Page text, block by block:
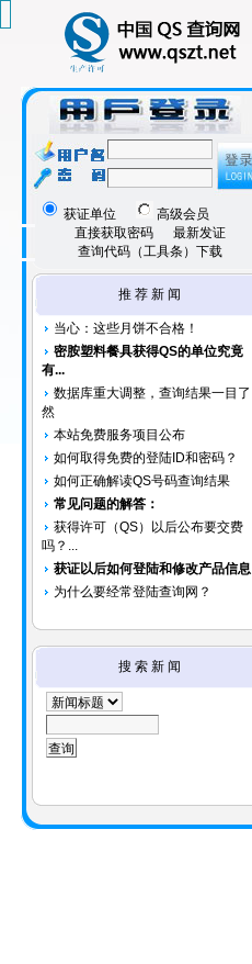
获证单位
高级会员
直接获取密码
最新发证
查询代码（工具条）下载
推 荐 新 闻
当心：这些月饼不合格！
密胺塑料餐具获得QS的单位究竟
有...
数据库重大调整，查询结果一目了
然
本站免费服务项目公布
如何取得免费的登陆ID和密码？
如何正确解读QS号码查询结果
常见问题的解答：
获得许可（QS）以后公布要交费
吗？...
获证以后如何登陆和修改产品信息
为什么要经常登陆查询网？
搜 索 新 闻